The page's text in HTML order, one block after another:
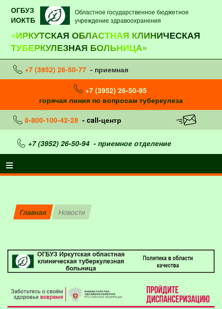
ОГБУЗ
ИОКТБ
Областное государственное бюджетное
учреждение здравоохранения
«ИРКУТСКАЯ ОБЛАСТНАЯ КЛИНИЧЕСКАЯ
ТУБЕРКУЛЕЗНАЯ БОЛЬНИЦА»
+7 (3952) 26-50-77 - приемная
+7 (3952) 26-50-95
горячая линия по вопросам туберкулеза
8-800-100-42-28 - call-центр
+7 (3952) 26-50-94- приемное отделение
Главная Новости